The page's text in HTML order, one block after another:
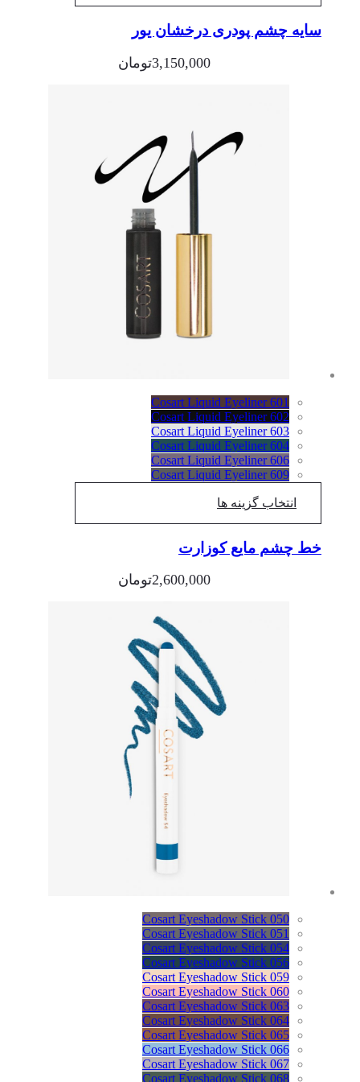
سایه چشم پودری درخشان یور
3,150,000 تومان
Cosart Liquid Eyeliner 601
Cosart Liquid Eyeliner 602
Cosart Liquid Eyeliner 603
Cosart Liquid Eyeliner 604
Cosart Liquid Eyeliner 606
Cosart Liquid Eyeliner 609
انتخاب گزینه ها
خط چشم مایع کوزارت
2,600,000تومان
Cosart Eyeshadow Stick 050
Cosart Eyeshadow Stick 051
Cosart Eyeshadow Stick 054
Cosart Eyeshadow Stick 056
Cosart Eyeshadow Stick 059
Cosart Eyeshadow Stick 060
Cosart Eyeshadow Stick 063
Cosart Eyeshadow Stick 064
Cosart Eyeshadow Stick 065
Cosart Eyeshadow Stick 066
Cosart Eyeshadow Stick 067
Cosart Eyeshadow Stick 068